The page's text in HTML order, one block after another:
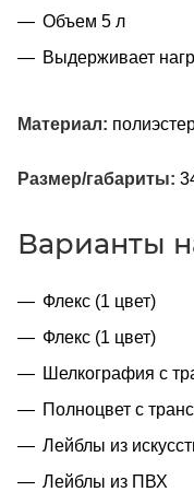
Объем 5 л
Выдерживает
Материал:
Размер/габариты:
Варианты
Флекс (1 цвет)
Флекс (1 цвет)
Шелкография с
Полноцвет с
Лейблы из
Лейблы из ПВХ